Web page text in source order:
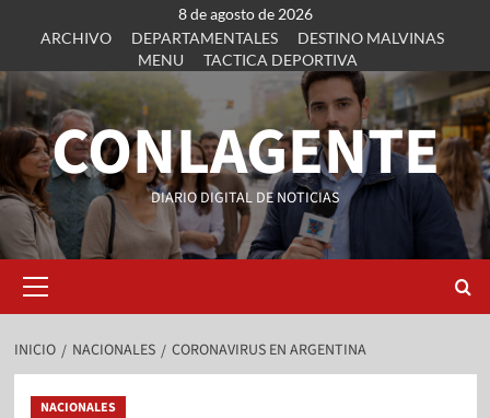
8 de agosto de 2026
ARCHIVO
DEPARTAMENTALES
DESTINO MALVINAS
MENU
TACTICA DEPORTIVA
CONLAGENTE
DIARIO DIGITAL DE NOTICIAS
INICIO NACIONALES CORONAVIRUS EN ARGENTINA
NACIONALES